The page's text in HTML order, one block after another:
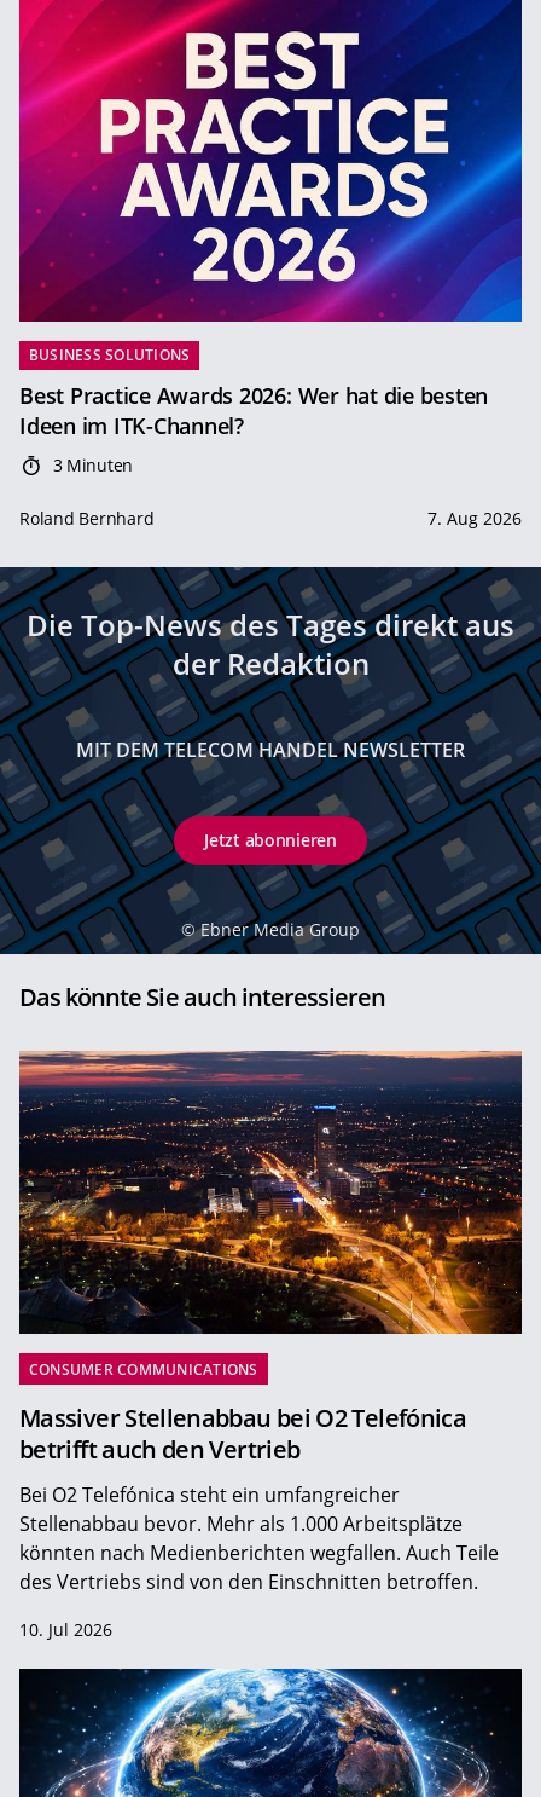
BUSINESS SOLUTIONS
Best Practice Awards 2026: Wer hat die besten
Ideen im ITK-Channel?
3 Minuten
Roland Bernhard 7. Aug 2026
Die Top-News des Tages direkt aus
der Redaktion
MIT DEM TELECOM HANDEL NEWSLETTER
Jetzt abonnieren
© Ebner Media Group
Das könnte Sie auch interessieren
CONSUMER COMMUNICATIONS
Massiver Stellenabbau bei O2 Telefónica
betrifft auch den Vertrieb
Bei O2 Telefónica steht ein umfangreicher
Stellenabbau bevor. Mehr als 1.000 Arbeitsplätze
könnten nach Medienberichten wegfallen. Auch Teile
des Vertriebs sind von den Einschnitten betroffen.
10. Jul 2026